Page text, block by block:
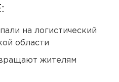
на логистический
области
жителям